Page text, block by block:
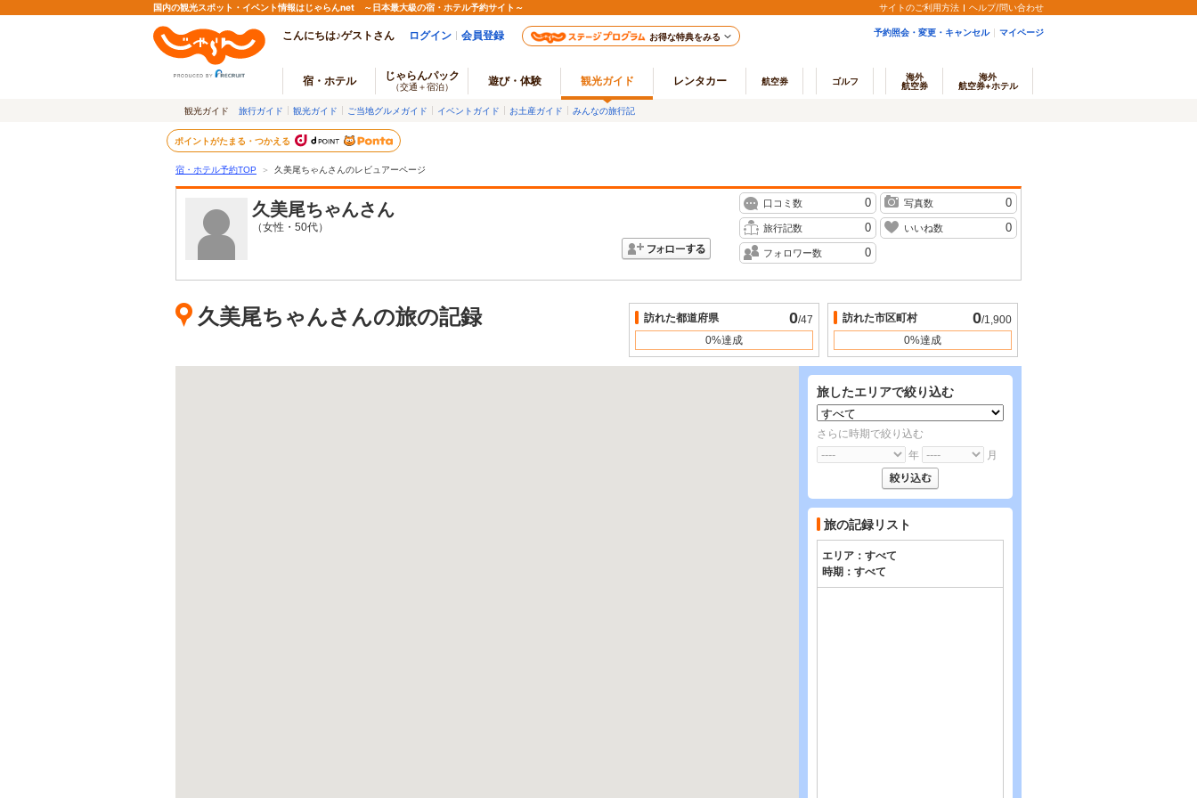
国内の観光スポット・イベント情報はじゃらんnet ～日本最大級の宿・ホテル予約サイト～ サイトのご利用方法 ヘルプ/問い合わせ
こんにちは♪ゲストさん ログイン 会員登録 お得な特典をみる 予約照会・変更・キャンセル マイページ
宿・ホテル じゃらんパック
（交通＋宿泊） 遊び・体験 観光ガイド レンタカー 航空券 ゴルフ
海外
航空券
海外
航空券+ホテル
観光ガイド 旅行ガイド 観光ガイド ご当地グルメガイド イベントガイド お土産ガイド みんなの旅行記
ポイントがたまる・つかえる
宿・ホテル予約TOP ＞ 久美尾ちゃんさんのレビュアーページ
久美尾ちゃんさん
（女性・50代）
口コミ数 0 写真数 0
旅行記数 0 いいね数 0
フォロワー数 0
久美尾ちゃんさんの旅の記録 訪れた都道府県 0/47
0%達成
訪れた市区町村 0/1,900
0%達成
旅したエリアで絞り込む
さらに時期で絞り込む
年
月
旅の記録リスト
エリア： すべて
時期： すべて